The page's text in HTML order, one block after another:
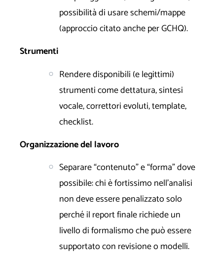
possibilità di usare schemi/mappe
(approccio citato anche per GCHQ).
Strumenti
Rendere disponibili (e legittimi)
strumenti come dettatura, sintesi
vocale, correttori evoluti, template,
checklist.
Organizzazione del lavoro
Separare “contenuto” e “forma” dove
possibile: chi è fortissimo nell’analisi
non deve essere penalizzato solo
perché il report finale richiede un
livello di formalismo che può essere
supportato con revisione o modelli.